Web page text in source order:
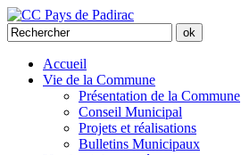
Accueil
Vie de la Commune
Présentation de la Commune
Conseil Municipal
Projets et réalisations
Bulletins Municipaux